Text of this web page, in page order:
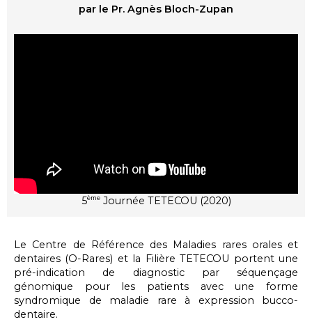
par le Pr. Agnès Bloch-Zupan
5èmeJournée TETECOU (2020)
Le Centre de Référence des Maladies rares orales et
dentaires (O-Rares) et la Filière TETECOU portent une
pré-indication de diagnostic par séquençage
génomique pour les patients avec une forme
syndromique de maladie rare à expression bucco-
dentaire.